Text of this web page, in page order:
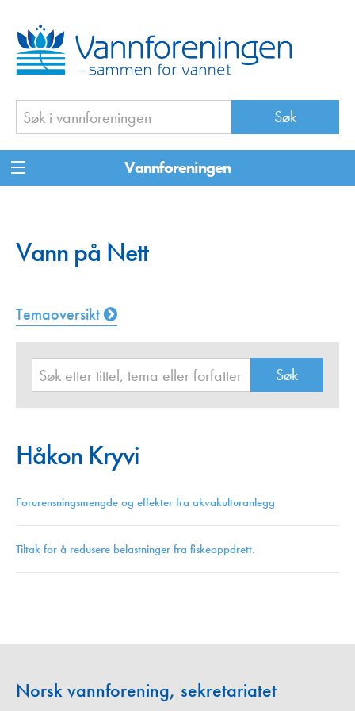
Vannforeningen
Vann på Nett
Temaoversikt
Håkon Kryvi
Forurensningsmengde og effekter fra akvakulturanlegg
Tiltak for å redusere belastninger fra fiskeoppdrett.
Norsk vannforening, sekretariatet